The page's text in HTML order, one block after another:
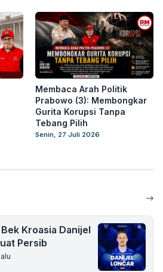
Membaca Arah Politik
Prabowo (3): Membongkar
Gurita Korupsi Tanpa
Tebang Pilih
Senin, 27 Juli 2026
Kroasia Danijel
Persib